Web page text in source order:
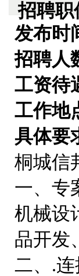
招聘职
发布时
招聘人
工资待
工作地
具体要
桐城信
一、专
机械设
品开发
二、.连